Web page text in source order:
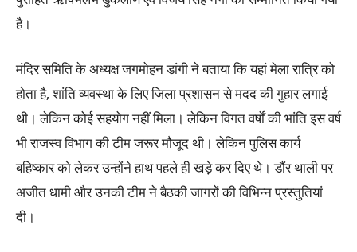
है।
मंदिर समिति के अध्यक्ष जगमोहन डांगी ने बताया कि यहां मेला रात्रि को
होता है, शांति व्यवस्था के लिए जिला प्रशासन से मदद की गुहार लगाई
थी। लेकिन कोई सहयोग नहीं मिला। लेकिन विगत वर्षों की भांति इस वर्ष
भी राजस्व विभाग की टीम जरूर मौजूद थी। लेकिन पुलिस कार्य
बहिष्कार को लेकर उन्होंने हाथ पहले ही खड़े कर दिए थे। डौंर थाली पर
अजीत धामी और उनकी टीम ने बैठकी जागरों की विभिन्न प्रस्तुतियां
दी।